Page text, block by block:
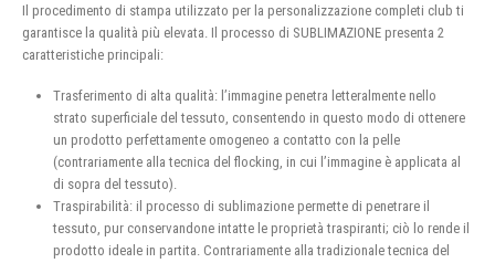
Il procedimento di stampa utilizzato per la personalizzazione completi club ti
garantisce la qualità più elevata. Il processo di SUBLIMAZIONE presenta 2
caratteristiche principali:
Trasferimento di alta qualità: l’immagine penetra letteralmente nello
strato superficiale del tessuto, consentendo in questo modo di ottenere
un prodotto perfettamente omogeneo a contatto con la pelle
(contrariamente alla tecnica del flocking, in cui l’immagine è applicata al
di sopra del tessuto).
Traspirabilità: il processo di sublimazione permette di penetrare il
tessuto, pur conservandone intatte le proprietà traspiranti; ciò lo rende il
prodotto ideale in partita. Contrariamente alla tradizionale tecnica del